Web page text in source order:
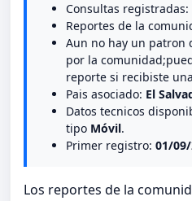
Consultas registradas:
Reportes de la
Aun no hay un patron
por la
reporte si recibiste
Pais asociado: El
Datos tecnicos
tipo Móvil.
Primer registro: 01/
Los reportes de la